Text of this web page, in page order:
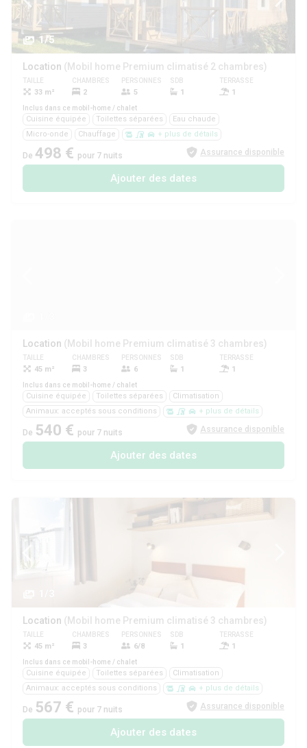
1/5
Location (Mobil home Premium climatisé 2 chambres)
TAILLE
33 m²
CHAMBRES
2
PERSONNES
5
SDB
1
TERRASSE
1
Inclus dans ce mobil-home / chalet
Cuisine équipée Toilettes séparées
Eau chaude
Micro-onde
Chauffage + plus de détails
De 498 € pour 7 nuits Assurance disponible
Ajouter des dates
Location (Mobil home Premium climatisé 3 chambres)
TAILLE
45 m²
CHAMBRES
3
PERSONNES
6
SDB
1
TERRASSE
1
Inclus dans ce mobil-home / chalet
Cuisine équipée Toilettes séparées
Climatisation
Animaux: acceptés sous conditions
+ plus de détails
De 540 € pour 7 nuits Assurance disponible
Ajouter des dates
Location (Mobil home Premium climatisé 3 chambres)
TAILLE
45 m²
CHAMBRES
3
PERSONNES
6/8
SDB
1
TERRASSE
1
Inclus dans ce mobil-home / chalet
Cuisine équipée Toilettes séparées
Climatisation
Animaux: acceptés sous conditions
+ plus de détails
De 567 € pour 7 nuits Assurance disponible
Ajouter des dates